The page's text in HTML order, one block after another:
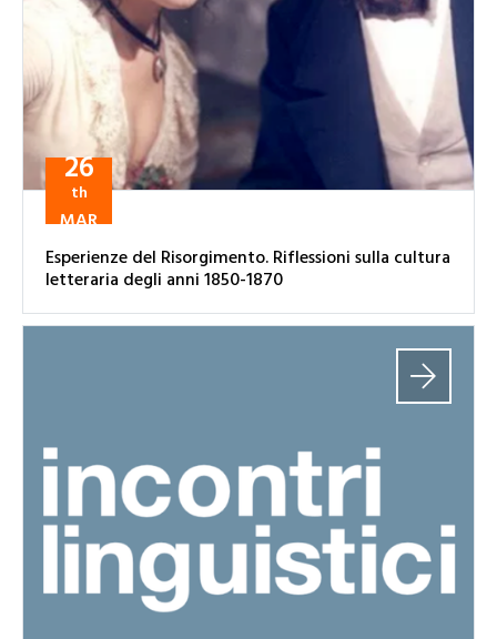
26
th
MAR
Esperienze del Risorgimento. Riflessioni sulla cultura
letteraria degli anni 1850-1870